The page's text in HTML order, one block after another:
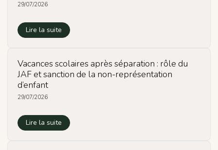
29/07/2026
Lire la suite
Vacances scolaires après séparation : rôle du
JAF et sanction de la non-représentation
d’enfant
29/07/2026
Lire la suite